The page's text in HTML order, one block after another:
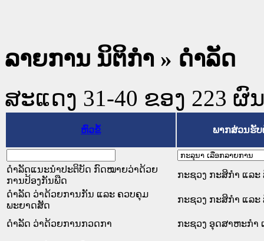
ລາຍການ ນິຕິກໍາ » ດໍາລັດ
ສະແດງ 31-40 ຂອງ 223 ຜົ
ຫົວຂໍ້ ພາກສ່ວນຮັ
ດຳລັດແນະນຳປະຕິບັດ ກົດໝາຍວ່າດ້ວຍ
ການປ້ອງກັນພືດ
ກະຊວງ ກະສິກຳ ແລະ
ດຳລັດ ວ່າດ້ວຍການກັນ ແລະ ຄວບຄຸມ
ພະຍາດສັດ
ກະຊວງ ກະສິກຳ ແລະ
ດໍາລັດ ວ່າດ້ວຍການກວດກາ ກະຊວງ ອຸດສາຫະກຳ